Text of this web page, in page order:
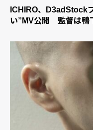
ICHIRO、D3adStock
い”MV公開 監督は鴨